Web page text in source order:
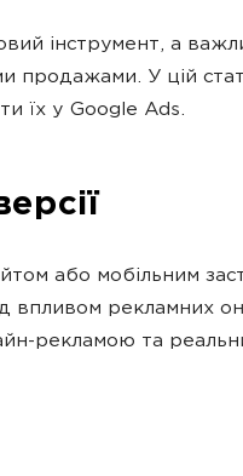
інструмент, а
продажами. У цій
їх у Google Ads.
або мобільним
впливом рекламних
рекламою та